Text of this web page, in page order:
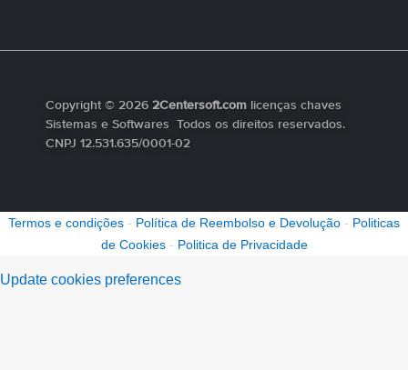
Copyright © 2026 2Centersoft.com licenças chaves
Sistemas e Softwares Todos os direitos reservados.
CNPJ 12.531.635/0001-02
Termos e condições - Política de Reembolso e Devolução - Politicas
de Cookies- Politica de Privacidade
Update cookies preferences